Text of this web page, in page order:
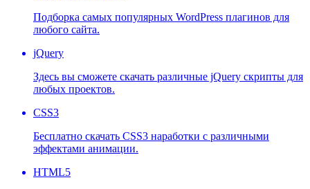
Подборка самых популярных WordPress плагинов для
любого сайта.
jQuery
Здесь вы сможете скачать различные jQuery скрипты для
любых проектов.
CSS3
Бесплатно скачать CSS3 наработки с различными
эффектами анимации.
HTML5